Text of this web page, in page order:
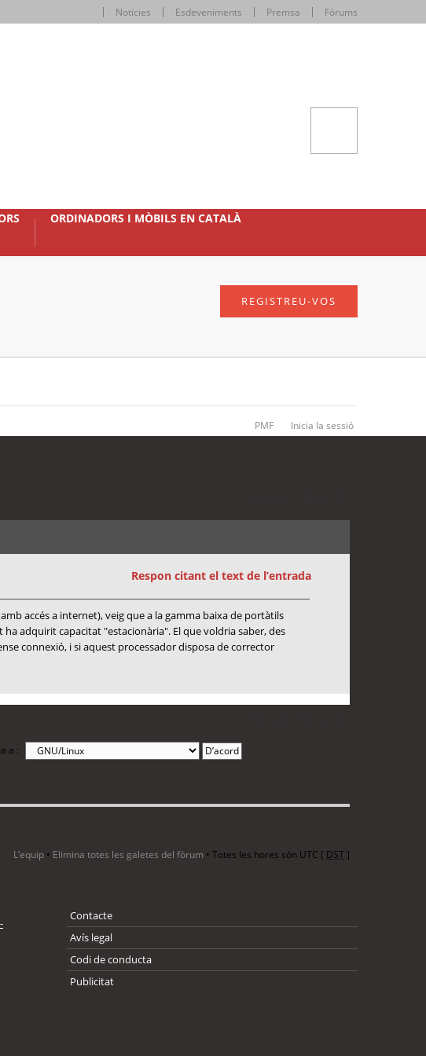
Notícies Esdeveniments Premsa Fòrums
ORDINADORS I MÒBILS EN CATALÀ
REGISTREU-VOS
PMF Inicia la sessió
Respon citant el text de l’entrada
accés a internet), veig que a la gamma baixa de portàtils
adquirit capacitat "estacionària". El que voldria saber, des
connexió, i si aquest processador disposa de corrector
a :
L’equip • Elimina totes les galetes del fòrum • Totes les hores són UTC [ DST]
Contacte
Avís legal
Codi de conducta
Publicitat